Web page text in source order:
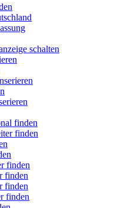
schalten
finden
finden
finden
finden
finden
finden